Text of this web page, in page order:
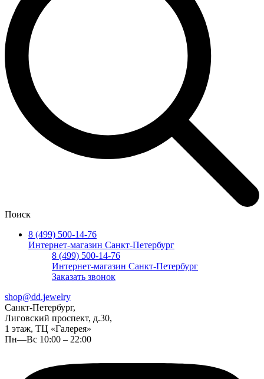
Поиск
8 (499) 500-14-76
Интернет-магазин Санкт-Петербург
8 (499) 500-14-76
Интернет-магазин Санкт-Петербург
Заказать звонок
shop@dd.jewelry
Санкт-Петербург,
Лиговский проспект, д.30,
1 этаж, ТЦ «Галерея»
Пн—Вс 10:00 – 22:00